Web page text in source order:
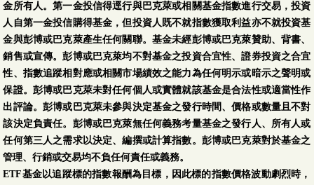
金所有人。第一金投信得逕行與巴克萊或相關基金指數進行交易，投資
人自第一金投信購得基金，但投資人既不就指數獲取利益亦不就投資基
金與彭博或巴克萊產生任何關聯。基金未經彭博或巴克萊贊助、背書、
銷售或宣傳。彭博或巴克萊均不對基金之投資合宜性、證券投資之合宜
性、指數追蹤相對應或相關市場績效之能力為任何明示或暗示之聲明或
保證。彭博或巴克萊未對任何個人或實體就該基金是合法性或適當性作
出評論。彭博或巴克萊未參與決定基金之發行時間、價格或數量且不對
該決定負責任。彭博或巴克萊無任何義務考量基金之發行人、所有人或
任何第三人之需求以決定、編撰或計算指數。彭博或巴克萊對於基金之
管理、行銷或交易均不負任何責任或義務。
ETF基金以追蹤標的指數報酬為目標，因此標的指數價格波動劇烈時，